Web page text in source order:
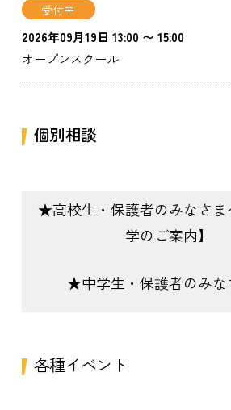
受付中
2026年09月19日 13:00 〜 15:00
オープンスクール
個別相談
★高校生・保護者のみなさま
学のご案内】
★中学生・保護者のみな
各種イベント